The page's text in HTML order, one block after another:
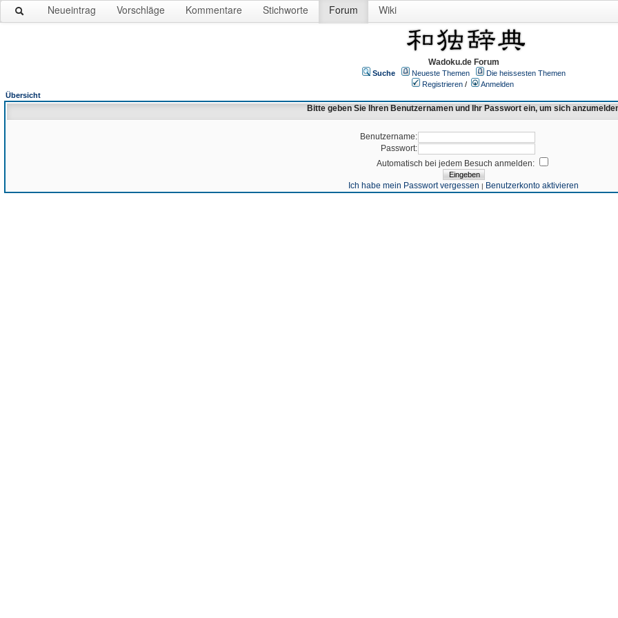
Neueintrag Vorschläge Kommentare Stichworte Forum Wiki
Wadoku.de Forum
Suche Neueste Themen
Die heissesten Themen
Registrieren /
Anmelden
Übersicht
Bitte geben Sie Ihren Benutzernamen und Ihr Passwort ein, um sich
Benutzername:
Passwort:
Automatisch bei jedem Besuch anmelden:
Ich habe mein Passwort vergessen | Benutzerkonto aktivieren